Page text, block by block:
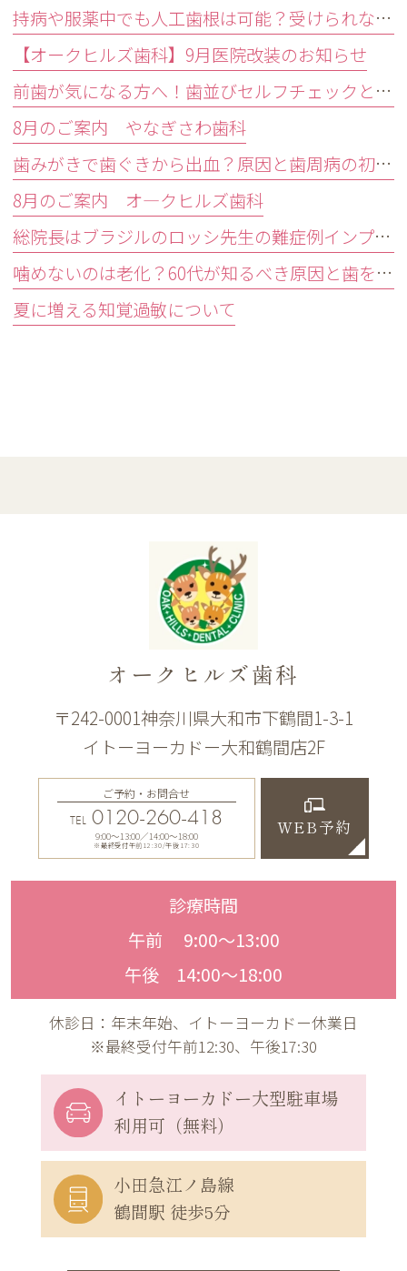
持病や服薬中でも人工歯根は可能？受けられない条件と代替治療
【オークヒルズ歯科】9月医院改装のお知らせ
前歯が気になる方へ！歯並びセルフチェックと治療が必要な目安
8月のご案内 やなぎさわ歯科
歯みがきで歯ぐきから出血？原因と歯周病の初期症状・受診目安を解説
8月のご案内 オ―クヒルズ歯科
総院長はブラジルのロッシ先生の難症例インプラントオペ研修会に参加しました。
噛めないのは老化？60代が知るべき原因と歯を残す精密治療
夏に増える知覚過敏について
オークヒルズ歯科
〒242-0001神奈川県大和市下鶴間1-3-1
イトーヨーカドー大和鶴間店2F
ご予約・お問合せ
TEL 0120-260-418
9:00〜13:00／14:00〜18:00
※最終受付午前12:30/午後17:30
WEB予約
診療時間
午前 9:00〜13:00
午後 14:00〜18:00
休診日：年末年始、イトーヨーカドー休業日
※最終受付午前12:30、午後17:30
イトーヨーカドー大型駐車場
利用可（無料）
小田急江ノ島線
鶴間駅 徒歩5分